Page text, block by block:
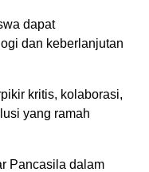
dapat
dan keberlanjutan
kritis, kolaborasi,
yang ramah
Pancasila dalam